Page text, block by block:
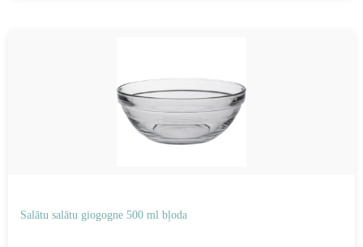
Salātu salātu giogogne 500 ml bļoda